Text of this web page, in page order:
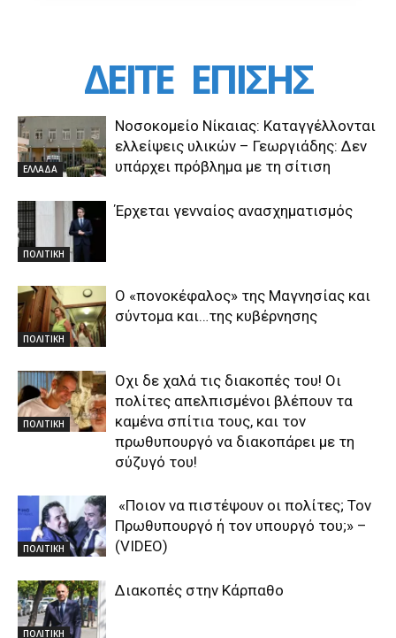
ΔΕΙΤΕ ΕΠΙΣΗΣ
ΕΛΛΑΔΑ
Νοσοκομείο Νίκαιας: Καταγγέλλονται
ελλείψεις υλικών – Γεωργιάδης: Δεν
υπάρχει πρόβλημα με τη σίτιση
ΠΟΛΙΤΙΚΗ
Έρχεται γενναίος ανασχηματισμός
ΠΟΛΙΤΙΚΗ
Ο «πονοκέφαλος» της Μαγνησίας και
σύντομα και…της κυβέρνησης
ΠΟΛΙΤΙΚΗ
Οχι δε χαλά τις διακοπές του! Οι
πολίτες απελπισμένοι βλέπουν τα
καμένα σπίτια τους, και τον
πρωθυπουργό να διακοπάρει με τη
σύζυγό του!
ΠΟΛΙΤΙΚΗ
«Ποιον να πιστέψουν οι πολίτες; Τον
Πρωθυπουργό ή τον υπουργό του;» –
(VIDEO)
ΠΟΛΙΤΙΚΗ
Διακοπές στην Κάρπαθο